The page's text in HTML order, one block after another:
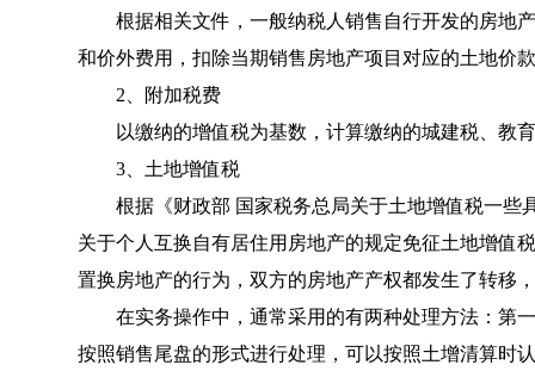
根据相关文件，一般纳税人销售自行开发的房地
和价外费用，扣除当期销售房地产项目对应的土地价
2、附加税费
以缴纳的增值税为基数，计算缴纳的城建税、教
3、土地增值税
根据《财政部 国家税务总局关于土地增值税一些
关于个人互换自有居住用房地产的规定免征土地增值
置换房地产的行为，双方的房地产产权都发生了转移
在实务操作中，通常采用的有两种处理方法：第
按照销售尾盘的形式进行处理，可以按照土增清算时